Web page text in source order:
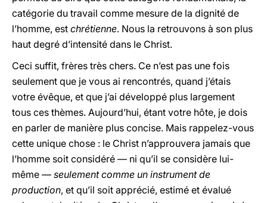
catégorie du travail comme mesure de la dignité de
l’homme, est chrétienne. Nous la retrouvons à son plus
haut degré d’intensité dans le Christ.
Ceci suffit, frères très chers. Ce n’est pas une fois
seulement que je vous ai rencontrés, quand j’étais
votre évêque, et que j’ai développé plus largement
tous ces thèmes. Aujourd’hui, étant votre hôte, je dois
en parler de manière plus concise. Mais rappelez-vous
cette unique chose : le Christ n’approuvera jamais que
l’homme soit considéré — ni qu’il se considère lui-
même — seulement comme un instrument de
production, et qu’il soit apprécié, estimé et évalué